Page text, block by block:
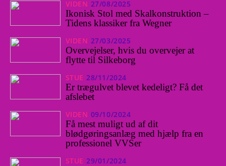
VIDEN 27/08/2025
Ikonisk Stol med Skalkonstruktion –
Tidens klassiker fra Wegner
VIDEN 27/03/2025
Overvejelser, hvis du overvejer at
flytte til Silkeborg
STUE 28/11/2024
Er trægulvet blevet kedeligt? Få det
afslebet
VIDEN 09/10/2024
Få mest muligt ud af dit
blødgøringsanlæg med hjælp fra en
professionel VVSer
STUE 29/01/2024